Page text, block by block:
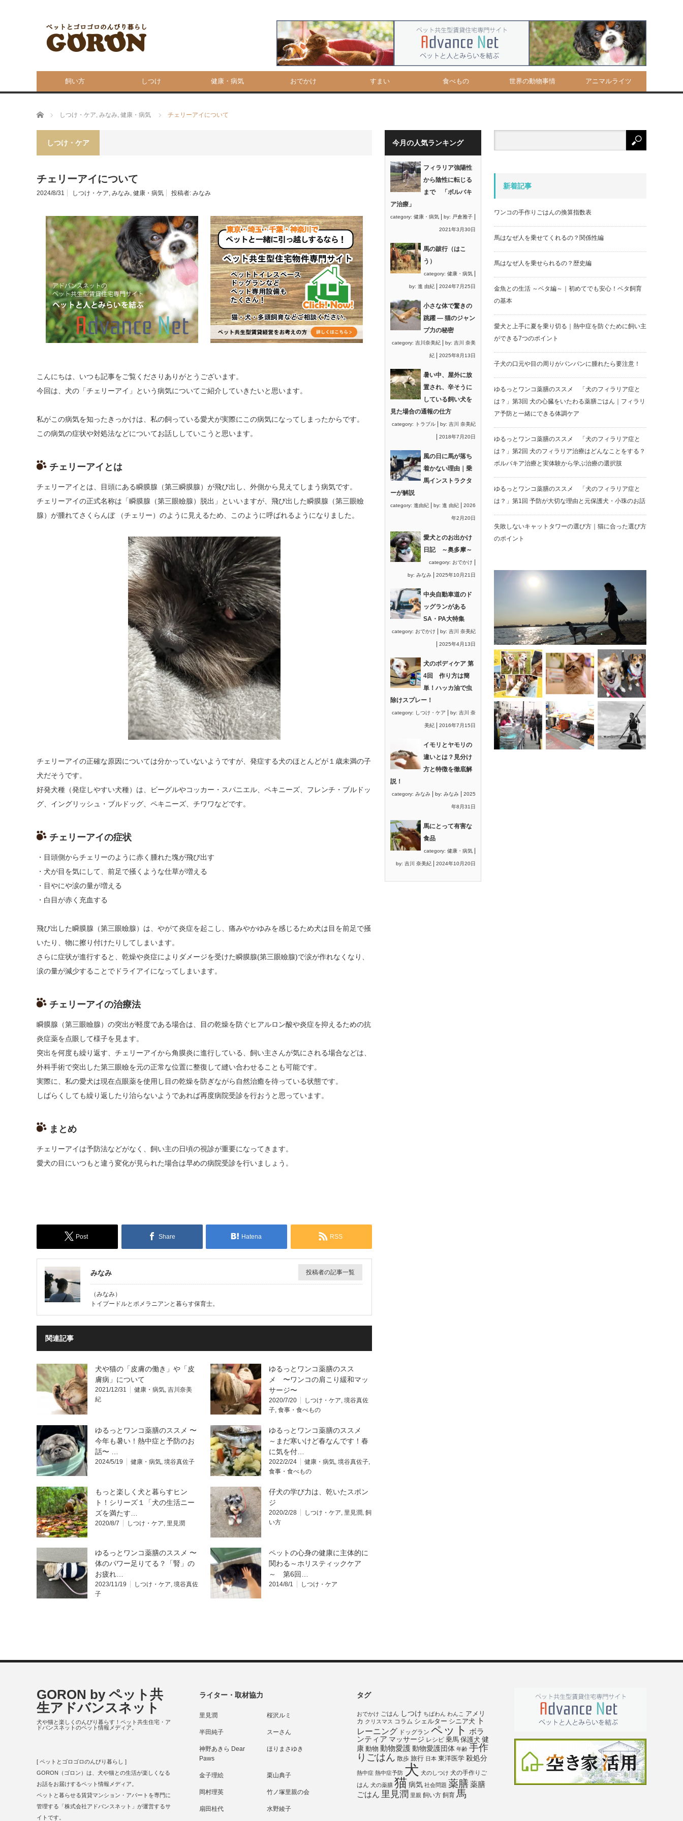
飼い方 しつけ 健康・病気 おでかけ すまい 食べもの 世界の動物事情 アニマルライツ
ホーム しつけ・ケア, みなみ, 健康・病気 チェリーアイについて
しつけ・ケア
チェリーアイについて
2024/8/31 しつけ・ケア, みなみ, 健康・病気 投稿者: みなみ
こんにちは、いつも記事をご覧くださりありがとうございます。
今回は、犬の「チェリーアイ」
という病気についてご紹介していきたいと思います。
私がこの病気を知ったきっかけは、 私の飼っている愛犬が実際にこの病気になってしまったからです。
この病気の症状や対処法などについてお話ししていこうと思います。
チェリーアイとは
チェリーアイとは、目頭にある瞬膜腺（第三瞬膜腺）が飛び出し、 外側から見えてしまう病気です。
チェリーアイの正式名称は「瞬膜腺（第三眼瞼腺）脱出」といいますが、飛び出した瞬膜腺（第三眼瞼
腺）が腫れてさくらんぼ （チェリー）のように見えるため、
このように呼ばれるようになりました。
チェリーアイの正確な原因については分かっていないようですが、発症する犬のほとんどが１歳未満の子
犬だそうです。
好発犬種（発症しやすい犬種）は、ビーグルやコッカー・スパニエル、ペキニーズ、フレンチ・ ブルドッ
グ、イングリッシュ・ブルドッグ、ペキニーズ、チワワなどです。
チェリーアイの症状
・目頭側からチェリーのように赤く腫れた塊が飛び出す
・犬が目を気にして、前足で掻くような仕草が増える
・目やにや涙の量が増える
・白目が赤く充血する
飛び出した瞬膜腺（第三眼瞼腺）は、やがて炎症を起こし、 痛みやかゆみを感じるため犬は目を前足で掻
いたり、 物に擦り付けたりしてしまいます。
さらに症状が進行すると、 乾燥や炎症によりダメージを受けた瞬膜腺(第三眼瞼腺)で涙が作れなくなり、
涙の量が減少することでドライアイになってしまいます。
チェリーアイの治療法
瞬膜腺（第三眼瞼腺）の突出が軽度である場合は、
目の乾燥を防ぐヒアルロン酸や炎症を抑えるための抗
炎症薬を点眼 して様子を見ます。
突出を何度も繰り返す、 チェリーアイから角膜炎に進行している、 飼い主さんが気にされる場合などは、
外科手術で突出した第三眼瞼を元の正常な位置に整復して縫い合わせることも可能です。
実際に、私の愛犬は現在点眼薬を使用し目の乾燥を防ぎながら自然治癒を待っている状態です。
しばらくしても繰り返したり治らないようであれば再度病院受診を行おうと思っています。
まとめ
チェリーアイは予防法などがなく、 飼い主の日頃の視診が重要になってきます。
愛犬の目にいつもと違う変化が見られた場合は早めの病院受診を行いましょう。
Post Share Hatena RSS
みなみ 投稿者の記事一覧
（みなみ）
トイプードルとポメラニアンと暮らす保育士。
関連記事
犬や猫の「皮膚の働き」や「皮
膚病」について
2021/12/31 健康・病気 吉川奈美
紀
ゆるっとワンコ薬膳のスス
メ 〜ワンコの肩こり緩和マッ
サージ〜
2020/7/20 しつけ・ケア 境谷真佐
子 食事・食べもの
ゆるっとワンコ薬膳のススメ 〜
今年も暑い！熱中症と予防のお
話〜 …
2024/5/19 健康・病気 境谷真佐子
ゆるっとワンコ薬膳のススメ
～まだ寒いけど春なんです！春
に気を付…
2022/2/24 健康・病気 境谷真佐子
食事・食べもの
もっと楽しく犬と暮らすヒン
ト！シリーズ１「犬の生活ニー
ズを満たす…
2020/8/7 しつけ・ケア 里見潤
仔犬の学び力は、乾いたスポン
ジ
2020/2/28 しつけ・ケア 里見潤 飼
い方
ゆるっとワンコ薬膳のススメ 〜
体のパワー足りてる？「腎」の
お疲れ…
2023/11/19 しつけ・ケア 境谷真佐
子
ペットの心身の健康に主体的に
関わる～ホリスティックケア
～ 第6回…
2014/8/1 しつけ・ケア
今月の人気ランキング
フィラリア強陽性
から陰性に転じる
まで 「ボルバキ
ア治療」
category: 健康・病気 by: 戸倉雅子
2021年3月30日
馬の跛行（はこ
う）
category: 健康・病気
by: 進 由紀 2024年7月25日
小さな体で驚きの
跳躍 ― 猫のジャン
プ力の秘密
category: 吉川奈美紀 by: 吉川 奈美
紀 2025年8月13日
暑い中、屋外に放
置され、辛そうに
している飼い犬を
見た場合の通報の仕方
category: トラブル by: 吉川 奈美紀
2018年7月20日
風の日に馬が落ち
着かない理由｜乗
馬インストラクタ
ーが解説
category: 進由紀 by: 進 由紀 2026
年2月20日
愛犬とのお出かけ
日記 ～奥多摩～
category: おでかけ
by: みなみ 2025年10月21日
中央自動車道のド
ッグランがある
SA・PA大特集
category: おでかけ by: 吉川 奈美紀
2025年4月13日
犬のボディケア 第
4回 作り方は簡
単！ハッカ油で虫
除けスプレー！
category: しつけ・ケア by: 吉川 奈
美紀 2016年7月15日
イモリとヤモリの
違いとは？見分け
方と特徴を徹底解
説！
category: みなみ by: みなみ 2025
年8月31日
馬にとって有害な
食品
category: 健康・病気
by: 吉川 奈美紀 2024年10月20日
新着記事
ワンコの手作りごはんの換算指数表
馬はなぜ人を乗せてくれるの？関係性編
馬はなぜ人を乗せられるの？歴史編
金魚との生活 ～ベタ編～｜初めてでも安心！ベタ飼育
の基本
愛犬と上手に夏を乗り切る｜熱中症を防ぐために飼い主
ができる7つのポイント
子犬の口元や目の周りがパンパンに腫れたら要注意！
ゆるっとワンコ薬膳のススメ 「犬のフィラリア症と
は？」第3回 犬の心臓をいたわる薬膳ごはん｜フィラリ
ア予防と一緒にできる体調ケア
ゆるっとワンコ薬膳のススメ 「犬のフィラリア症と
は？」第2回 犬のフィラリア治療はどんなことをする？
ボルバキア治療と実体験から学ぶ治療の選択肢
ゆるっとワンコ薬膳のススメ 「犬のフィラリア症と
は？」第1回 予防が大切な理由と元保護犬・小珠のお話
失敗しないキャットタワーの選び方｜猫に合った選び方
のポイント
ライター・取材協力
里見潤 桜沢ルミ
半田純子 スーさん
神野あきら Dear
Paws
ほりまさゆき
金子理絵 栗山典子
岡村理英 竹ノ塚里親の会
扇田桂代 水野綾子
タグ
おでかけ ごはん しつけ ちばわん わんこ アメリ
カ クリスマス コラム シェルター シニア犬
ト
レーニング ドッグラン ペット
ボラ
ンティア マッサージ レシピ 乗馬 保護犬 健
康 動物 動物愛護動物愛護団体 年齢 手作
りごはん 散歩 旅行 日本 東洋医学 殺処分
熱中症 熱中症予防 犬 犬のしつけ 犬の手作りご
はん 犬の薬膳 猫 病気 社会問題 薬膳薬膳
ごはん 里見潤 里親 飼い方 飼育 馬
GORON by ペット共
生アドバンスネット
犬や猫と楽しくのんびり暮らす！ペット共生住宅・ア
ドバンスネットのペット情報メディア。
[ ペットとゴロゴロのんびり暮らし ]
GORON（ゴロン）は、犬や猫との生活が楽しくなる
お話をお届けするペット情報メディア。
ペットと暮らせる賃貸マンション・アパートを専門に
管理する「株式会社アドバンスネット」が運営するサ
イトです。